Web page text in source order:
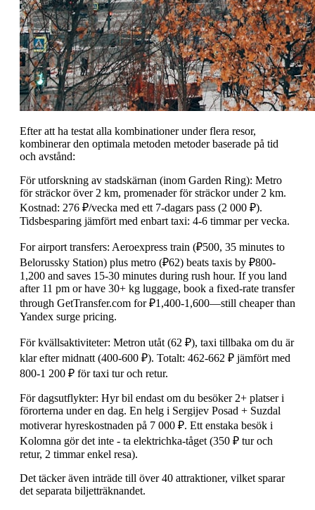
Efter att ha testat alla kombinationer under flera resor,
kombinerar den optimala metoden metoder baserade på tid
och avstånd:
För utforskning av stadskärnan (inom Garden Ring): Metro
för sträckor över 2 km, promenader för sträckor under 2 km.
Kostnad: 276 ₽/vecka med ett 7-dagars pass (2 000 ₽).
Tidsbesparing jämfört med enbart taxi: 4-6 timmar per vecka.
For airport transfers: Aeroexpress train (₽500, 35 minutes to
Belorussky Station) plus metro (₽62) beats taxis by ₽800-
1,200 and saves 15-30 minutes during rush hour. If you land
after 11 pm or have 30+ kg luggage, book a fixed-rate transfer
through GetTransfer.com for ₽1,400-1,600—still cheaper than
Yandex surge pricing.
För kvällsaktiviteter: Metron utåt (62 ₽), taxi tillbaka om du är
klar efter midnatt (400-600 ₽). Totalt: 462-662 ₽ jämfört med
800-1 200 ₽ för taxi tur och retur.
För dagsutflykter: Hyr bil endast om du besöker 2+ platser i
förorterna under en dag. En helg i Sergijev Posad + Suzdal
motiverar hyreskostnaden på 7 000 ₽. Ett enstaka besök i
Kolomna gör det inte - ta elektrichka-tåget (350 ₽ tur och
retur, 2 timmar enkel resa).
Det täcker även inträde till över 40 attraktioner, vilket sparar
det separata biljetträknandet.